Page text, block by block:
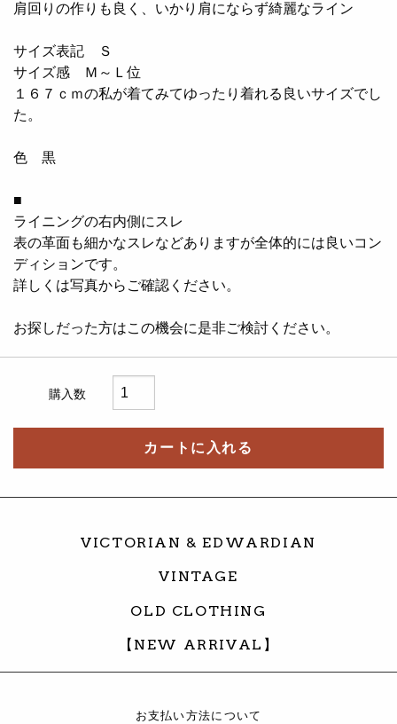
肩回りの作りも良く、いかり肩にならず綺麗なライン
サイズ表記 Ｓ
サイズ感 Ｍ～Ｌ位
１６７ｃｍの私が着てみてゆったり着れる良いサイズでし
た。
色 黒
■
ライニングの右内側にスレ
表の革面も細かなスレなどありますが全体的には良いコン
ディションです。
詳しくは写真からご確認ください。
お探しだった方はこの機会に是非ご検討ください。
購入数
カートに入れる
VICTORIAN & EDWARDIAN
VINTAGE
OLD CLOTHING
【NEW ARRIVAL】
お支払い方法について